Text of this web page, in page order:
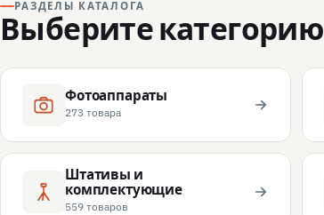
РАЗДЕЛЫ КАТАЛОГА
Выберите категорию
Фотоаппараты
273 товара
Штативы и
комплектующие
559 товаров